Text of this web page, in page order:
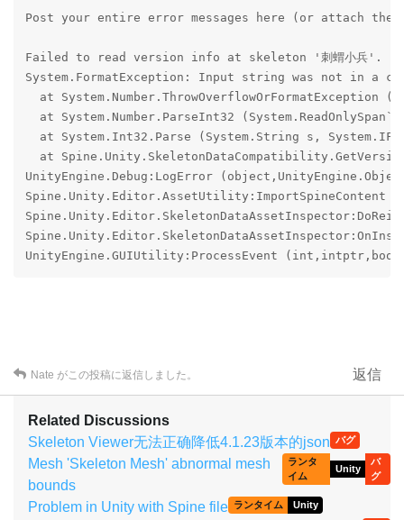
Post your entire error messages here (or attach
Failed to read version info at skeleton '刺蝟小兵
System.FormatException: Input string was not in a
at System.Number.ThrowOverflowOrFormatException
at System.Number.ParseInt32
at System.Int32.Parse (System.String s,
at
UnityEngine.Debug:LogError
UnityEngine.GUIUtility:ProcessEvent
返信
Nate がこの投稿に返信しました。
Related Discussions
Skeleton Viewer无法正确降低4.1.23版本的json バグ
Mesh 'Skeleton Mesh' abnormal mesh
bounds
ランタ
イム
Unity
バ
グ
Problem in Unity with Spine file ランタイム Unity